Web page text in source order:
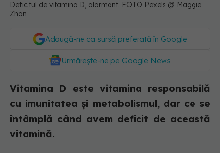
Deficitul de vitamina D, alarmant. FOTO Pexels @ Maggie
Zhan
Adaugă-ne ca sursă preferată în Google
Urmărește-ne pe Google News
Vitamina D este vitamina responsabilă
cu imunitatea și metabolismul, dar ce se
întâmplă când avem deficit de această
vitamină.